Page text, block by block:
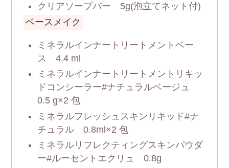
クリアソープバー 5g(泡立てネット付)
ベースメイク
ミネラルインナートリートメントベー
ス 4.4 ml
ミネラルインナートリートメントリキッ
ドコンシーラー#ナチュラルベージュ
0.5 g×2 包
ミネラルフレッシュスキンリキッド#ナ
チュラル 0.8ml×2 包
ミネラルリフレクティングスキンパウダ
ー#ルーセントエクリュ 0.8g